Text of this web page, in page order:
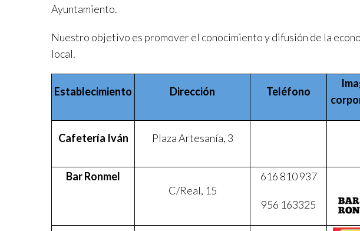
Ayuntamiento.
Nuestro objetivo es promover el conocimiento y difusión de la
local.
Establecimiento Dirección Teléfono
Cafetería Iván Plaza Artesanía, 3
Bar Ronmel
C/Real, 15
616 810 937
956 163325